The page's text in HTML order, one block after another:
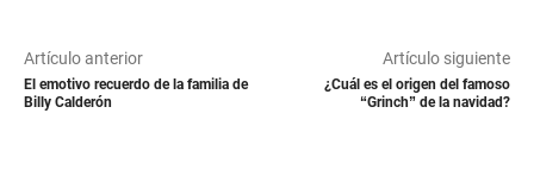
Artículo anterior
El emotivo recuerdo de la familia de
Billy Calderón
Artículo siguiente
¿Cuál es el origen del famoso
“Grinch” de la navidad?